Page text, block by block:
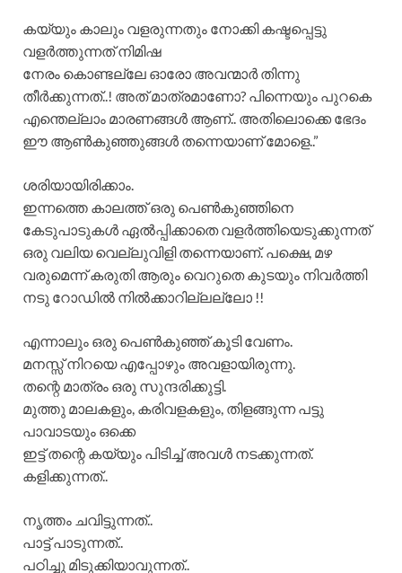
കയ്യും കാലും വളരുന്നതും നോക്കി കഷ്ടപ്പെട്ടു
വളർത്തുന്നത് നിമിഷ
നേരം കൊണ്ടല്ലേ ഓരോ അവന്മാർ തിന്നു
തീർക്കുന്നത്..! അത് മാത്രമാണോ? പിന്നെയും പുറകെ
എന്തെല്ലാം മാരണങ്ങൾ ആണ്.. അതിലൊക്കെ ഭേദം
ഈ ആൺകുഞ്ഞുങ്ങൾ തന്നെയാണ് മോളെ..”
ശരിയായിരിക്കാം.
ഇന്നത്തെ കാലത്ത് ഒരു പെൺകുഞ്ഞിനെ
കേടുപാടുകൾ ഏൽപ്പിക്കാതെ വളർത്തിയെടുക്കുന്നത്
ഒരു വലിയ വെല്ലുവിളി തന്നെയാണ്. പക്ഷെ, മഴ
വരുമെന്ന് കരുതി ആരും വെറുതെ കുടയും നിവർത്തി
നടു റോഡിൽ നിൽക്കാറില്ലല്ലോ !!
എന്നാലും ഒരു പെൺകുഞ്ഞ് കൂടി വേണം.
മനസ്സ് നിറയെ എപ്പോഴും അവളായിരുന്നു.
തന്റെ മാത്രം ഒരു സുന്ദരിക്കുട്ടി.
മുത്തു മാലകളും, കരിവളകളും, തിളങ്ങുന്ന പട്ടു
പാവാടയും ഒക്കെ
ഇട്ട് തന്റെ കയ്യും പിടിച്ച് അവൾ നടക്കുന്നത്.
കളിക്കുന്നത്..
നൃത്തം ചവിട്ടുന്നത്..
പാട്ട് പാടുന്നത്..
പഠിച്ചു മിടുക്കിയാവുന്നത്..